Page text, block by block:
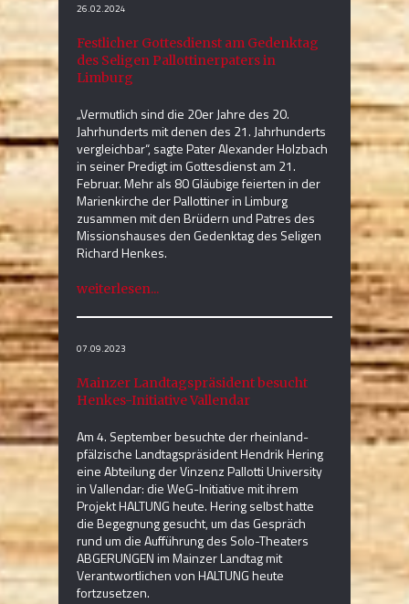
26.02.2024
Festlicher Gottesdienst am Gedenktag
des Seligen Pallottinerpaters in
Limburg
„Vermutlich sind die 20er Jahre des 20.
Jahrhunderts mit denen des 21. Jahrhunderts
vergleichbar“, sagte Pater Alexander Holzbach
in seiner Predigt im Gottesdienst am 21.
Februar. Mehr als 80 Gläubige feierten in der
Marienkirche der Pallottiner in Limburg
zusammen mit den Brüdern und Patres des
Missionshauses den Gedenktag des Seligen
Richard Henkes.
weiterlesen...
07.09.2023
Mainzer Landtagspräsident besucht
Henkes-Initiative Vallendar
Am 4. September besuchte der rheinland-
pfälzische Landtagspräsident Hendrik Hering
eine Abteilung der Vinzenz Pallotti University
in Vallendar: die WeG-Initiative mit ihrem
Projekt HALTUNG heute. Hering selbst hatte
die Begegnung gesucht, um das Gespräch
rund um die Aufführung des Solo-Theaters
ABGERUNGEN im Mainzer Landtag mit
Verantwortlichen von HALTUNG heute
fortzusetzen.